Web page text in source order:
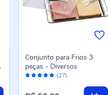
Avaliação: (27)
Conjunto para Frios 3
peças - Diversos